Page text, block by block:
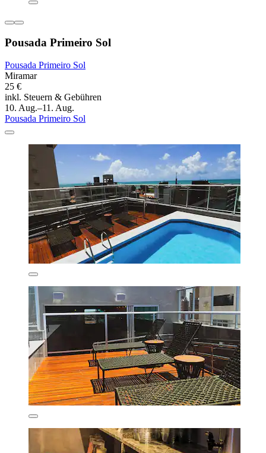
Pousada Primeiro Sol
Pousada Primeiro Sol
Miramar
25 €
inkl. Steuern & Gebühren
10. Aug.–11. Aug.
Pousada Primeiro Sol